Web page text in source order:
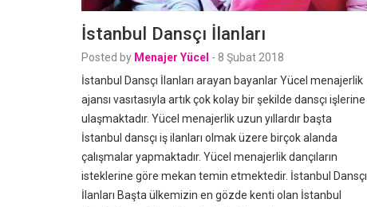
İstanbul Dansçı İlanları
Posted by Menajer Yücel - 8 Şubat 2018
İstanbul Dansçı İlanları arayan bayanlar Yücel menajerlik
ajansı vasıtasıyla artık çok kolay bir şekilde dansçı işlerine
ulaşmaktadır. Yücel menajerlik uzun yıllardır başta
İstanbul dansçı iş ilanları olmak üzere birçok alanda
çalışmalar yapmaktadır. Yücel menajerlik dançıların
isteklerine göre mekan temin etmektedir. İstanbul Dansçı
İlanları Başta ülkemizin en gözde kenti olan İstanbul